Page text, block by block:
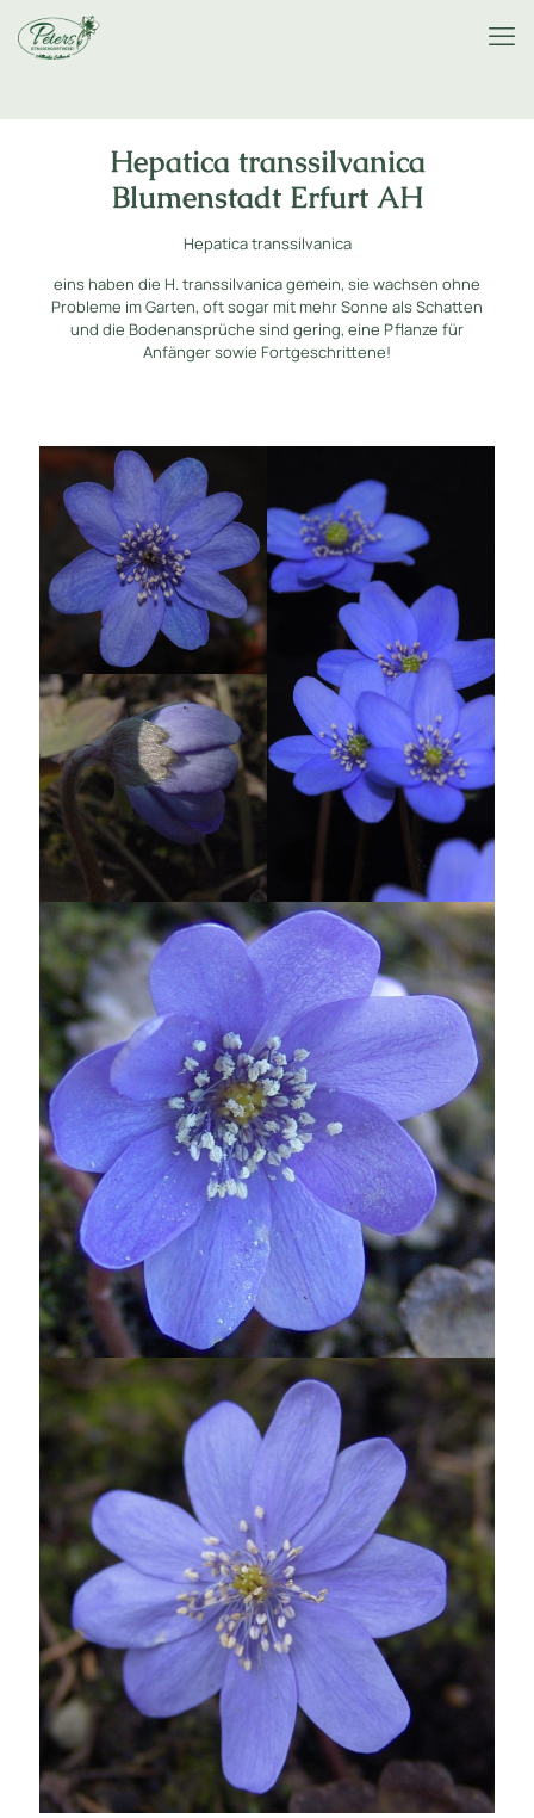
Hepatica transsilvanica
Blumenstadt Erfurt AH
Hepatica transsilvanica
eins haben die H. transsilvanica gemein, sie wachsen ohne
Probleme im Garten, oft sogar mit mehr Sonne als Schatten
und die Bodenansprüche sind gering, eine Pflanze für
Anfänger sowie Fortgeschrittene!